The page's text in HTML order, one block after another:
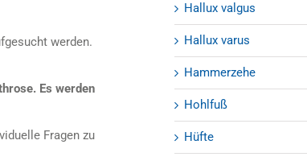
werden.
Es werden
Fragen zu
Hallux valgus
Hallux varus
Hammerzehe
Hohlfuß
Hüfte